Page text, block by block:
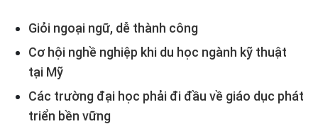
Giỏi ngoại ngữ, dễ thành công
Cơ hội nghề nghiệp khi du học ngành kỹ thuật
tại Mỹ
Các trường đại học phải đi đầu về giáo dục phát
triển bền vững